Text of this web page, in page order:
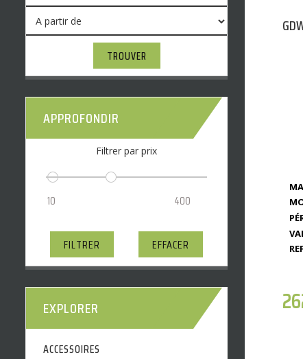
TROUVER
APPROFONDIR
Filtrer par prix
FILTRER EFFACER
EXPLORER
ACCESSOIRES